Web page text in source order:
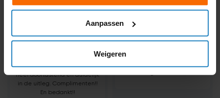
Aanpassen
Weigeren
marktplaats gekocht en
bestudeerd en afgelopen 2
weken hier de spoedcursus
in 1x gehaald. Ze weten
goeie ezelsbruggetjes en zijn
heel doortastend en duidelijk
in de uitleg. Complimenten!!
En bedankt!!
Geduld! hij is gewoon
complete package! Ik zou
kiezen om bij hem in de
zou iedereen vertellen